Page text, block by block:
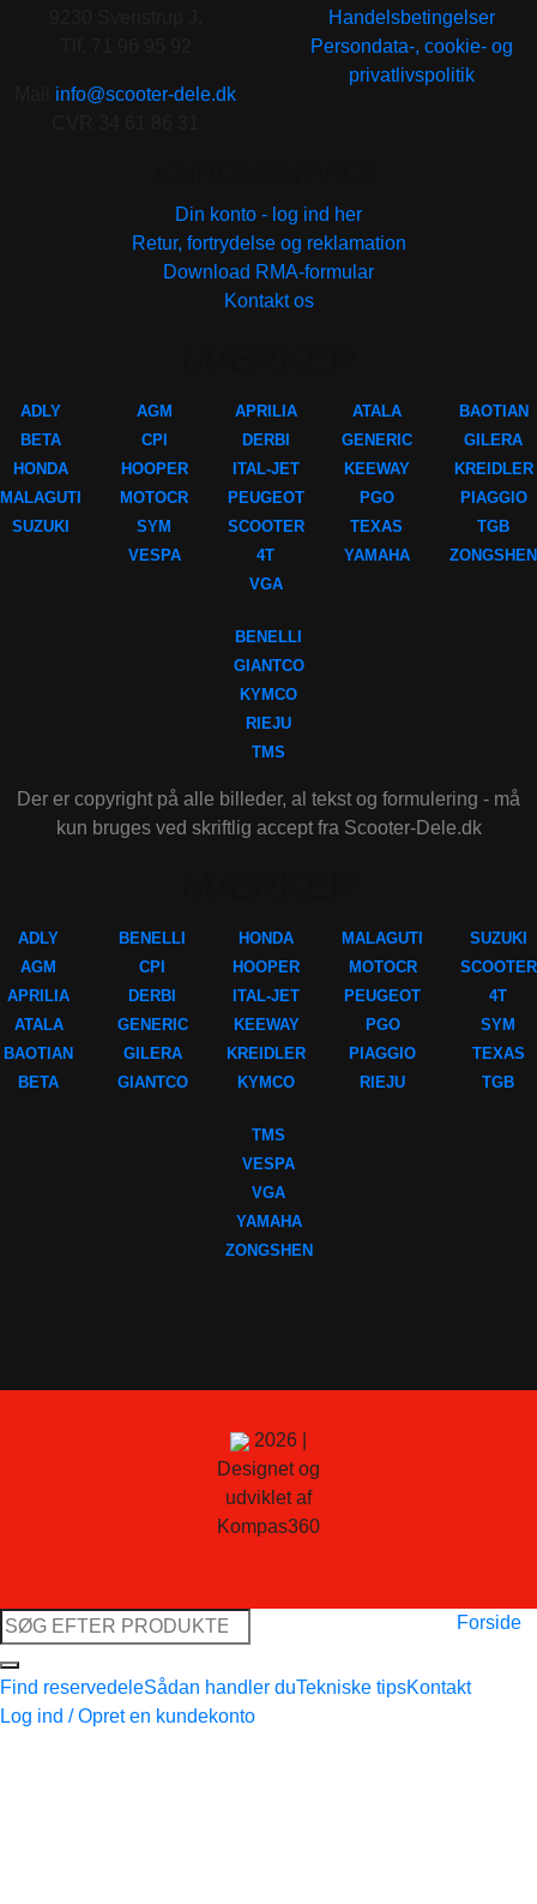
info@scooter-dele.dk
Handelsbetingelser
Persondata-, cookie- og
privatlivspolitik
Din konto - log ind her
Retur, fortrydelse og reklamation
Download RMA-formular
Kontakt os
ADLY
BETA
HONDA
MALAGUTI
SUZUKI
AGM
CPI
HOOPER
MOTOCR
SYM
VESPA
APRILIA
DERBI
ITAL-JET
PEUGEOT
SCOOTER
4T
VGA
ATALA
GENERIC
KEEWAY
PGO
TEXAS
YAMAHA
BAOTIAN
GILERA
KREIDLER
PIAGGIO
TGB
ZONGSHEN
BENELLI
GIANTCO
KYMCO
RIEJU
TMS
Der er copyright på alle billeder, al tekst og formulering - må
kun bruges ved skriftlig accept fra Scooter-Dele.dk
ADLY
AGM
APRILIA
ATALA
BAOTIAN
BETA
BENELLI
CPI
DERBI
GENERIC
GILERA
GIANTCO
HONDA
HOOPER
ITAL-JET
KEEWAY
KREIDLER
KYMCO
MALAGUTI
MOTOCR
PEUGEOT
PGO
PIAGGIO
RIEJU
SUZUKI
SCOOTER
4T
SYM
TEXAS
TGB
TMS
VESPA
VGA
YAMAHA
ZONGSHEN
2026 |
Designet og
udviklet af
Kompas360
Søg
efter:
Forside
Find reservedeleSådan handler duTekniske tipsKontakt
Log ind / Opret en kundekonto